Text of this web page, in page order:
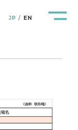
JP EN